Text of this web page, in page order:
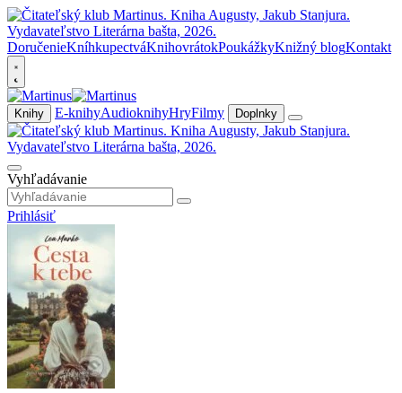
DoručenieKníhkupectváKnihovrátokPoukážkyKnižný blogKontakt
Knihy E-knihyAudioknihyHryFilmy Doplnky
Vyhľadávanie
Prihlásiť